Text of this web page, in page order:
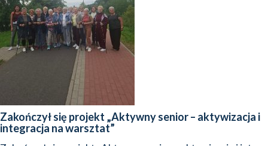
Zakończył się projekt „Aktywny senior – aktywizacja i
integracja na warsztat”